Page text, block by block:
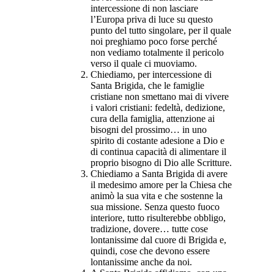
intercessione di non lasciare
l’Europa priva di luce su questo
punto del tutto singolare, per il quale
noi preghiamo poco forse perché
non vediamo totalmente il pericolo
verso il quale ci muoviamo.
Chiediamo, per intercessione di
Santa Brigida, che le famiglie
cristiane non smettano mai di vivere
i valori cristiani: fedeltà, dedizione,
cura della famiglia, attenzione ai
bisogni del prossimo… in uno
spirito di costante adesione a Dio e
di continua capacità di alimentare il
proprio bisogno di Dio alle Scritture.
Chiediamo a Santa Brigida di avere
il medesimo amore per la Chiesa che
animò la sua vita e che sostenne la
sua missione. Senza questo fuoco
interiore, tutto risulterebbe obbligo,
tradizione, dovere… tutte cose
lontanissime dal cuore di Brigida e,
quindi, cose che devono essere
lontanissime anche da noi.